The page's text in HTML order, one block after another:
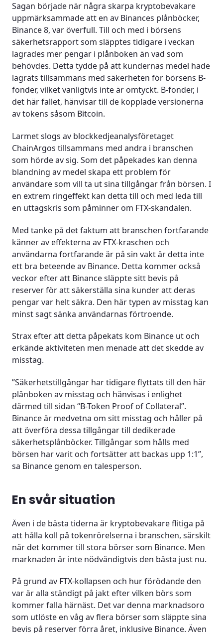
Sagan började när några skarpa kryptobevakare
uppmärksammade att en av Binances plånböcker,
Binance 8, var överfull. Till och med i börsens
säkerhetsrapport som släpptes tidigare i veckan
lagrades mer pengar i plånboken än vad som
behövdes. Detta tydde på att kundernas medel hade
lagrats tillsammans med säkerheten för börsens B-
fonder, vilket vanligtvis inte är omtyckt. B-fonder, i
det här fallet, hänvisar till de kopplade versionerna
av tokens såsom Bitcoin.
Larmet slogs av blockkedjeanalysföretaget
ChainArgos tillsammans med andra i branschen
som hörde av sig. Som det påpekades kan denna
blandning av medel skapa ett problem för
användare som vill ta ut sina tillgångar från börsen. I
en extrem ringeffekt kan detta till och med leda till
en uttagskris som påminner om FTX-skandalen.
Med tanke på det faktum att branschen fortfarande
känner av effekterna av FTX-kraschen och
användarna fortfarande är på sin vakt är detta inte
ett bra beteende av Binance. Detta kommer också
veckor efter att Binance släppte sitt bevis på
reserver för att säkerställa sina kunder att deras
pengar var helt säkra. Den här typen av misstag kan
minst sagt sänka användarnas förtroende.
Strax efter att detta påpekats kom Binance ut och
erkände aktiviteten men menade att det skedde av
misstag.
”Säkerhetstillgångar har tidigare flyttats till den här
plånboken av misstag och hänvisas i enlighet
därmed till sidan “B-Token Proof of Collateral”.
Binance är medvetna om sitt misstag och håller på
att överföra dessa tillgångar till dedikerade
säkerhetsplånböcker. Tillgångar som hålls med
börsen har varit och fortsätter att backas upp 1:1”,
sa Binance genom en talesperson.
En svår situation
Även i de bästa tiderna är kryptobevakare flitiga på
att hålla koll på tokenrörelserna i branschen, särskilt
när det kommer till stora börser som Binance. Men
marknaden är inte nödvändigtvis den bästa just nu.
På grund av FTX-kollapsen och hur förödande den
var är alla ständigt på jakt efter vilken börs som
kommer falla härnäst. Det var denna marknadsoro
som utlöste en våg av flera börser som släppte sina
bevis på reserver förra året, inklusive Binance. Även